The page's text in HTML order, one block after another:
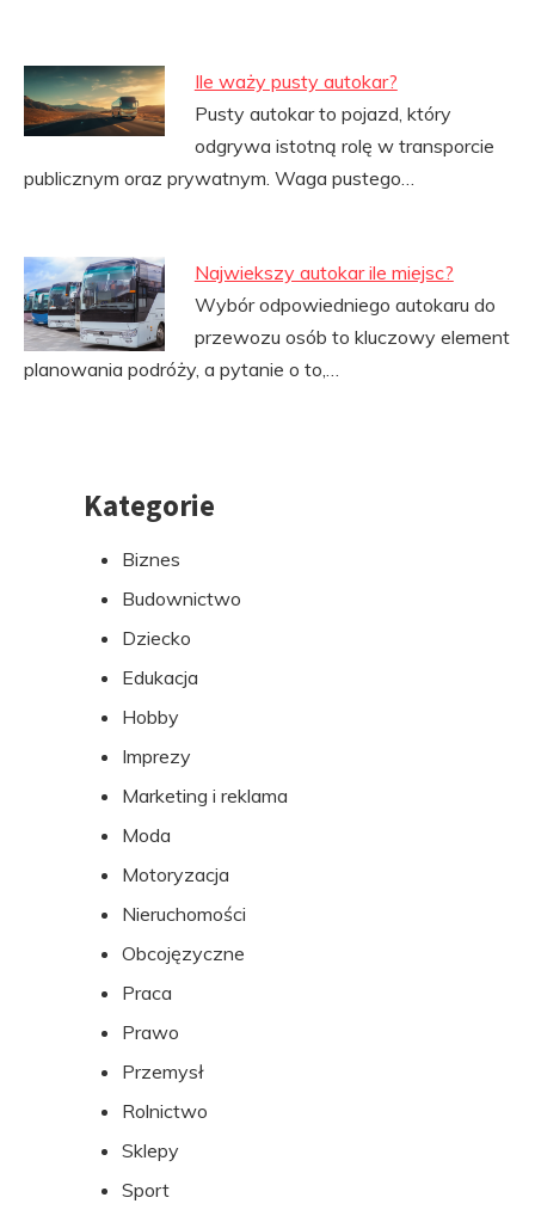
Ile waży pusty autokar?
Pusty autokar to pojazd, który
odgrywa istotną rolę w transporcie
publicznym oraz prywatnym. Waga pustego…
Najwiekszy autokar ile miejsc?
Wybór odpowiedniego autokaru do
przewozu osób to kluczowy element
planowania podróży, a pytanie o to,…
PrzejdźKategorie
Biznes
Budownictwo
Dziecko
Edukacja
Hobby
Imprezy
Marketing i reklama
Moda
Motoryzacja
Nieruchomości
Obcojęzyczne
Praca
Prawo
Przemysł
Rolnictwo
Sklepy
Sport